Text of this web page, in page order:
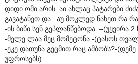
დიდი ომი არის. აი ახლაც პატარები
გავატანეთ და.. აუ მოკლედ ნახეთ რა
-ის ბიწი სენ გეპლანწებოდა. –(უყვირა
-მელე ლაა მეც მომეტონა.-(ტასოს
-ეკე დათუნა გეცმით რაც ამბობს?-
უფროსებს)